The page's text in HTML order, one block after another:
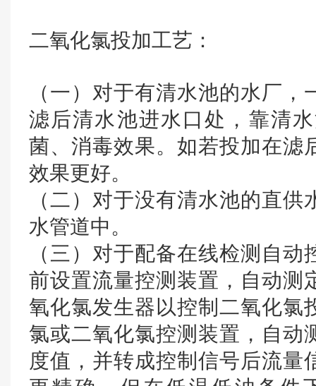
二氧化氯投加工艺：
（一）对于有清水池的水厂
滤后清水池进水口处，靠清
菌、消毒效果。如若投加在滤
效果更好。
（二）对于没有清水池的直
水管道中。
（三）对于配备在线检测自
前设置流量控测装置，自动测
氧化氯发生器以控制二氧化氯
氯或二氧化氯控测装置，自动
度值，并转成控制信号后流量